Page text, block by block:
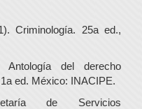
Criminología. 25a ed.,
Antología del derecho
ed. México: INACIPE.
de Servicios